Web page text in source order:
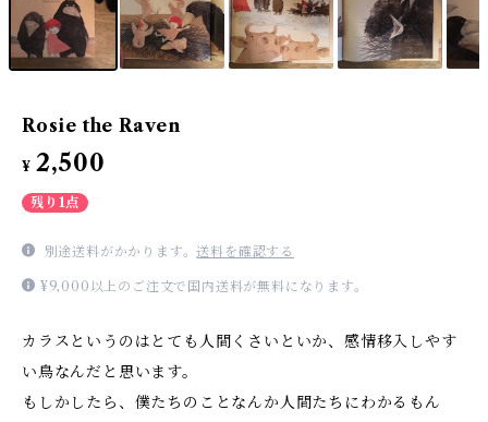
Rosie the Raven
¥ 2,500
残り1点
別途送料がかかります。送料を確認する
¥9,000以上のご注文で国内送料が無料になります。
カラスというのはとても人間くさいといか、感情移入しやす
い鳥なんだと思います。
もしかしたら、僕たちのことなんか人間たちにわかるもん